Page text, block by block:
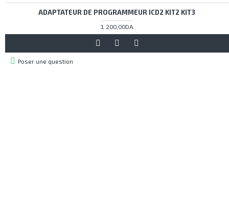
ADAPTATEUR DE PROGRAMMEUR ICD2 KIT2 KIT3
1 200,00DA
Poser une question